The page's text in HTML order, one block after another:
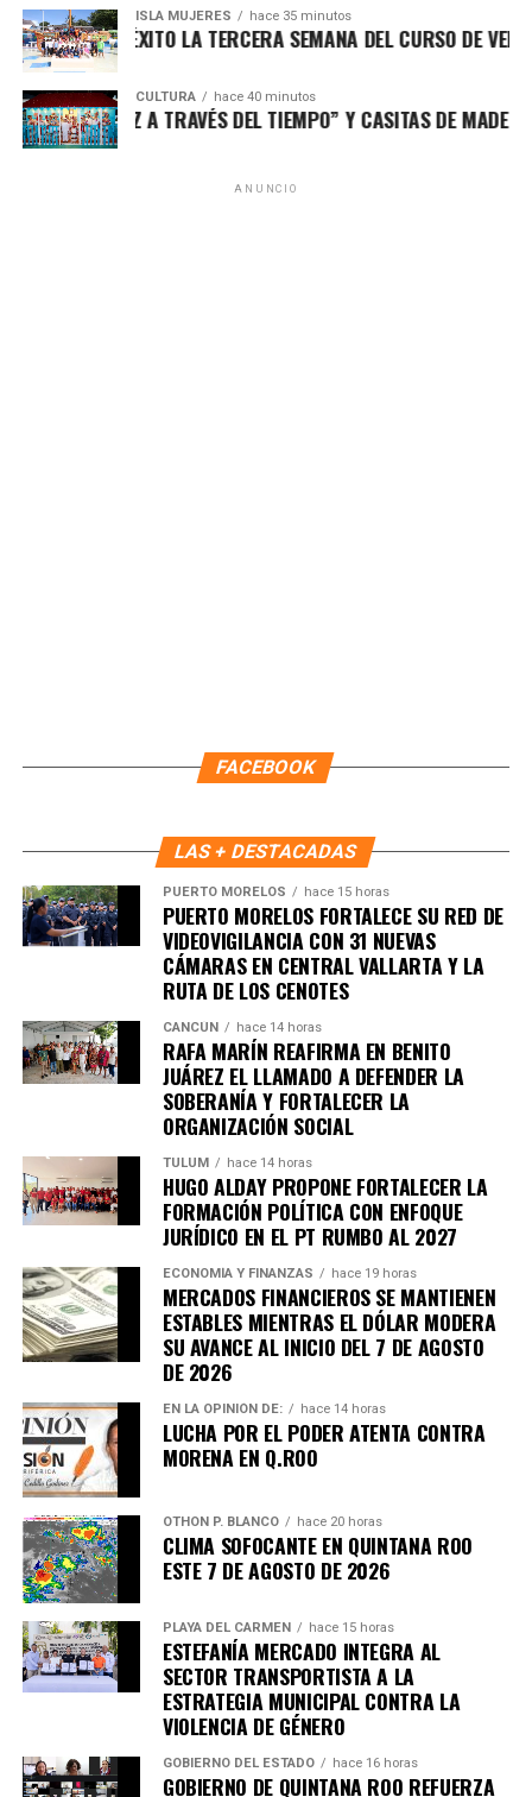
Catar e Israel, quienes advirtieron sobre el riesgo de una
escalada regional. Washington evalúa nuevas sanciones
dirigidas a altos funcionarios iraníes.
3. Avanza plan internacional para la
transición política en Gaza
5. UE y Mercosur ultiman detalles
para firmar acuerdo histórico
Representantes de Brasil, Argentina, Paraguay y Uruguay
se reunieron con autoridades europeas para cerrar los
últimos puntos delacuerdo comercial UE–Mercosur
cuya firma está prevista para mañana. El pacto es
considerado uno de los más amplios de la última década.
6. Inundaciones dejan más de cien
muertos en el sur de África
Lluvias torrenciales provocaroninundaciones severas
en Mozambique, Sudáfrica y Zimbabue, dejando más de
100 fallecidos y miles de viviendas destruidas. Equipos
de rescate continúan trabajando en zonas incomunicadas.
7. Uganda vive jornada violenta tras
arresto de Bobi Wine
Al menos siete personas murieron en enfrentamientos
entre manifestantes y fuerzas de seguridad luego de la
detención del líder opositor Bobi Wine
helicóptero a un destino no revelado. Organizaciones
internacionales expresaron preocupación por el clima
electoral.
8. Expresidente surcoreano Yoon
Suk Yeol es condenado a cinco años
Un tribunal de Corea del Sur sentenció al exmandatario a
cinco años de prisiónpor obstrucción de justicia
relacionada con la declaración de ley marcial en 2024. La
defensa anunció que apelará el fallo.
ISLA MUJERES hace 35 minutos
CON ÉXITO LA TERCERA SEMANA DEL CURSO DE VERANO
CULTURA hace 40 minutos
“LUZ A TRAVÉS DEL TIEMPO” Y CASITAS DE MADERA
ANUNCIO
FACEBOOK
LAS + DESTACADAS
PUERTO MORELOS hace 15 horas
PUERTO MORELOS FORTALECE SU RED DE
VIDEOVIGILANCIA CON 31 NUEVAS
CÁMARAS EN CENTRAL VALLARTA Y LA
RUTA DE LOS CENOTES
CANCÚN hace 14 horas
RAFA MARÍN REAFIRMA EN BENITO
JUÁREZ EL LLAMADO A DEFENDER LA
SOBERANÍA Y FORTALECER LA
ORGANIZACIÓN SOCIAL
TULUM hace 14 horas
HUGO ALDAY PROPONE FORTALECER LA
FORMACIÓN POLÍTICA CON ENFOQUE
JURÍDICO EN EL PT RUMBO AL 2027
ECONOMÍA Y FINANZAS hace 19 horas
MERCADOS FINANCIEROS SE MANTIENEN
ESTABLES MIENTRAS EL DÓLAR MODERA
SU AVANCE AL INICIO DEL 7 DE AGOSTO
DE 2026
EN LA OPINIÓN DE: hace 14 horas
LUCHA POR EL PODER ATENTA CONTRA
MORENA EN Q.ROO
OTHON P. BLANCO hace 20 horas
CLIMA SOFOCANTE EN QUINTANA ROO
ESTE 7 DE AGOSTO DE 2026
PLAYA DEL CARMEN hace 15 horas
ESTEFANÍA MERCADO INTEGRA AL
SECTOR TRANSPORTISTA A LA
ESTRATEGIA MUNICIPAL CONTRA LA
VIOLENCIA DE GÉNERO
GOBIERNO DEL ESTADO hace 16 horas
GOBIERNO DE QUINTANA ROO REFUERZA